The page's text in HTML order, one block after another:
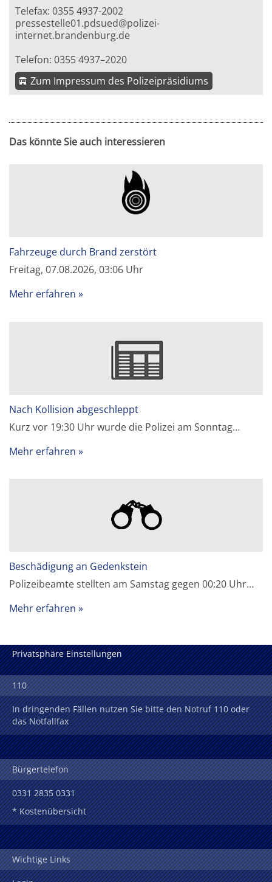
Telefax: 0355 4937-2002
pressestelle01.pdsued@polizei-
internet.brandenburg.de
Telefon: 0355 4937–2020
Zum Impressum des Polizeipräsidiums
Das könnte Sie auch interessieren
Fahrzeuge durch Brand zerstört
Freitag, 07.08.2026, 03:06 Uhr
Mehr erfahren
Nach Kollision abgeschleppt
Kurz vor 19:30 Uhr wurde die Polizei am Sonntag…
Mehr erfahren
Beschädigung an Gedenkstein
Polizeibeamte stellten am Samstag gegen 00:20 Uhr…
Mehr erfahren
Privatsphäre Einstellungen
110
In dringenden Fällen nutzen Sie bitte den Notruf 110 oder
das Notfallfax
Bürgertelefon
0331 2835 0331
* Kostenübersicht
Wichtige Links